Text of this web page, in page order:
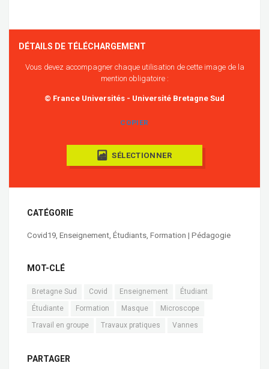
DÉTAILS DE TÉLÉCHARGEMENT
Vous devez accompagner chaque utilisation de cette image de la
mention obligatoire :
© France Universités - Université Bretagne Sud
COPIER
SÉLECTIONNER
CATÉGORIE
Covid19 Enseignement Étudiants Formation | Pédagogie
MOT-CLÉ
Bretagne Sud Covid Enseignement
Étudiant
Étudiante
Formation Masque
Microscope
Travail en groupe
Travaux pratiques Vannes
PARTAGER